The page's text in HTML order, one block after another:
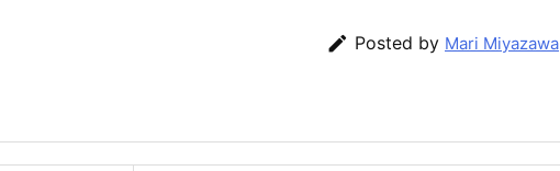
 Posted by Mari Miyazawa